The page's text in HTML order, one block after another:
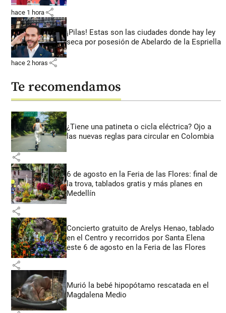
hace 1 hora share
¡Pilas! Estas son las ciudades donde hay ley
seca por posesión de Abelardo de la Espriella
hace 2 horas share
Te recomendamos
¿Tiene una patineta o cicla eléctrica? Ojo a
las nuevas reglas para circular en Colombia
share
6 de agosto en la Feria de las Flores: final de
la trova, tablados gratis y más planes en
Medellín
share
Concierto gratuito de Arelys Henao, tablado
en el Centro y recorridos por Santa Elena
este 6 de agosto en la Feria de las Flores
share
Murió la bebé hipopótamo rescatada en el
Magdalena Medio